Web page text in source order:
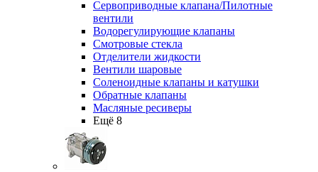
Сервоприводные клапана/Пилотные
вентили
Водорегулирующие клапаны
Смотровые стекла
Отделители жидкости
Вентили шаровые
Соленоидные клапаны и катушки
Обратные клапаны
Масляные ресиверы
Ещё 8